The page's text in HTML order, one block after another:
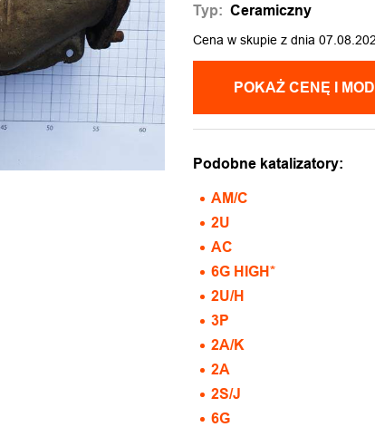
Typ: Ceramiczny
Cena w skupie z dnia
POKAŻ
Podobne katalizatory:
AM/C
2U
AC
6G HIGH*
2U/H
3P
2A/K
2A
2S/J
6G